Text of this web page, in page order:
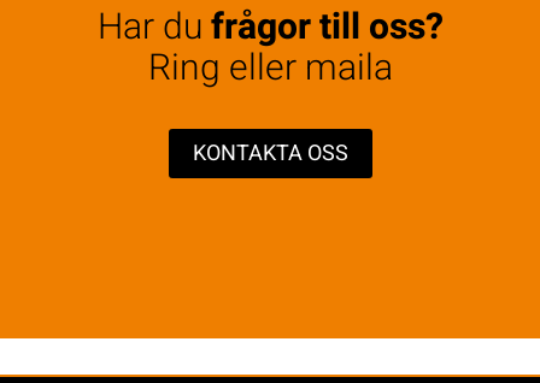
Har dufrågor till oss?
Ring eller maila
KONTAKTA OSS